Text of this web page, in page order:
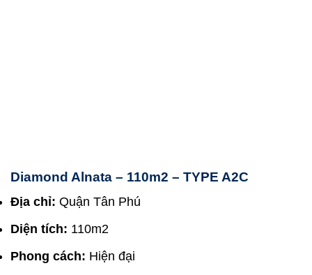
Diamond Alnata – 110m2 – TYPE A2C
Địa chỉ: Quận Tân Phú
Diện tích: 110m2
Phong cách: Hiện đại